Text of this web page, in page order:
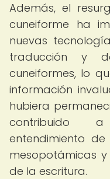
Además, el
cuneiforme ha
nuevas
traducción y
cuneiformes, lo
información
hubiera
contribuido
entendimiento
mesopotámicas
de la escritura.